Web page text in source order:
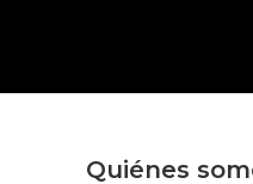
Quiénes